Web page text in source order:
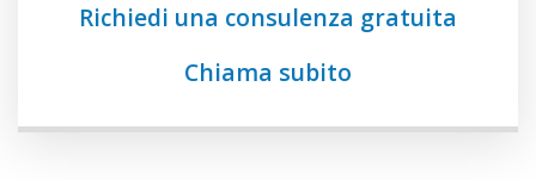
Richiedi una consulenza gratuita
Chiama subito